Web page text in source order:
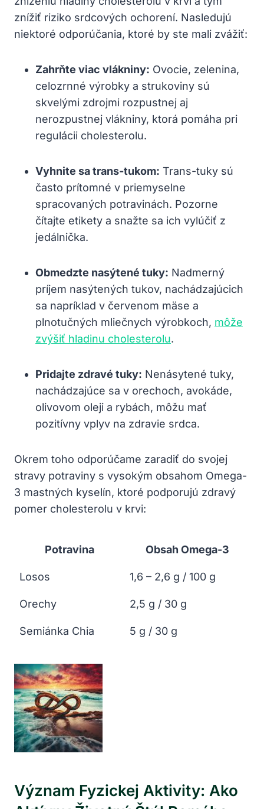
znížiť riziko ⁣srdcových ochorení. Nasledujú⁢
niektoré odporúčania, ktoré⁢ by ste mali​ zvážiť:
Zahrňte viac‍ vlákniny: Ovocie, zelenina,
celozrnné výrobky ‌a strukoviny sú
skvelými zdrojmi rozpustnej aj
nerozpustnej vlákniny, ktorá pomáha ​pri
regulácii‌ cholesterolu.
Vyhnite sa trans-tukom: Trans-tuky sú
často prítomné v priemyselne
⁣spracovaných potravinách. Pozorne
čítajte etikety a‍ snažte sa ich vylúčiť‍ z
jedálnička.
Obmedzte nasýtené ‍tuky: Nadmerný
príjem nasýtených tukov, nachádzajúcich
sa napríklad ‌v červenom mäse a​
plnotučných mliečnych výrobkoch, môže
zvýšiť hladinu cholesterolu.
Pridajte zdravé tuky: Nenásytené tuky,
⁤nachádzajúce sa ‍v orechoch, avokáde,
olivovom oleji ⁢a rybách, môžu mať
pozitívny vplyv na zdravie srdca.
Okrem toho odporúčame zaradiť do svojej
stravy potraviny s vysokým obsahom Omega-
3 mastných kyselín, ktoré​ podporujú zdravý
pomer ​cholesterolu v krvi:
Potravina Obsah Omega-3
Losos 1,6 – 2,6 g / ‍100 g
Orechy 2,5 g / 30 g
Semiánka‍ Chia 5 g / 30 g
Význam Fyzickej Aktivity: Ako